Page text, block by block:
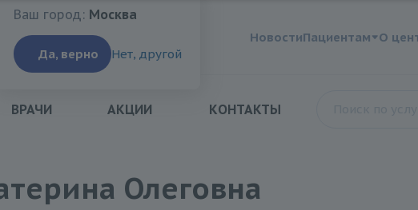
Ваш город:Москва
Ваш город: Москва
Да, верно Нет, другой
НовостиПациентам О
ВРАЧИ АКЦИИ КОНТАКТЫ
Олеговна